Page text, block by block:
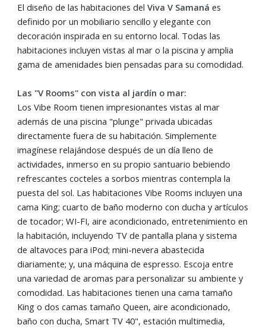
El diseño de las habitaciones del Viva V Samanáes
definido por un mobiliario sencillo y elegante con
decoración inspirada en su entorno local. Todas las
habitaciones incluyen vistas al mar o la piscina y amplia
gama de amenidades bien pensadas para su comodidad.
Las "V Rooms" con vista al jardín o mar:
Los Vibe Room tienen impresionantes vistas al mar
además de una piscina "plunge" privada ubicadas
directamente fuera de su habitación. Simplemente
imagínese relajándose después de un día lleno de
actividades, inmerso en su propio santuario bebiendo
refrescantes cocteles a sorbos mientras contempla la
puesta del sol. Las habitaciones Vibe Rooms incluyen una
cama King; cuarto de baño moderno con ducha y artículos
de tocador; WI-FI, aire acondicionado, entretenimiento en
la habitación, incluyendo TV de pantalla plana y sistema
de altavoces para iPod; mini-nevera abastecida
diariamente; y, una máquina de espresso. Escoja entre
una variedad de aromas para personalizar su ambiente y
comodidad. Las habitaciones tienen una cama tamaño
King o dos camas tamaño Queen, aire acondicionado,
baño con ducha, Smart TV 40", estación multimedia,